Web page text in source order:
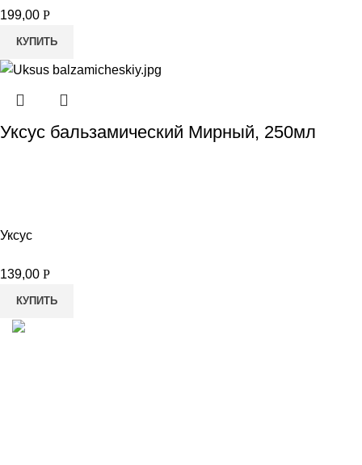
199,00 Р
КУПИТЬ
Уксус бальзамический Мирный, 250мл
Уксус
139,00 Р
КУПИТЬ